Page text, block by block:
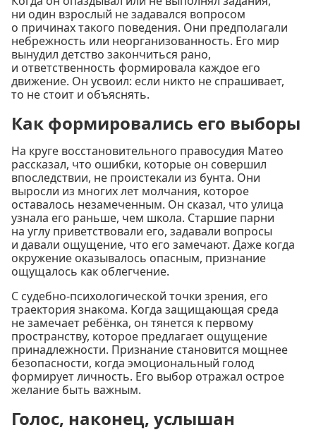
ни один взрослый не задавался вопросом
о причинах такого поведения. Они предполагали
небрежность или неорганизованность. Его мир
вынудил детство закончиться рано,
и ответственность формировала каждое его
движение. Он усвоил: если никто не спрашивает,
то не стоит и объяснять.
Как формировались его выборы
На круге восстановительного правосудия Матео
рассказал, что ошибки, которые он совершил
впоследствии, не проистекали из бунта. Они
выросли из многих лет молчания, которое
оставалось незамеченным. Он сказал, что улица
узнала его раньше, чем школа. Старшие парни
на углу приветствовали его, задавали вопросы
и давали ощущение, что его замечают. Даже когда
окружение оказывалось опасным, признание
ощущалось как облегчение.
С судебно-психологической точки зрения, его
траектория знакома. Когда защищающая среда
не замечает ребёнка, он тянется к первому
пространству, которое предлагает ощущение
принадлежности. Признание становится мощнее
безопасности, когда эмоциональный голод
формирует личность. Его выбор отражал острое
желание быть важным.
Голос, наконец, услышан